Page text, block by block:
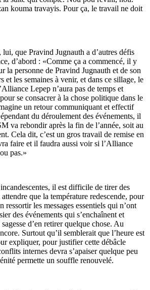
kouma travayis. Pour ça, le travail ne doit
que Pravind Jugnauth a d’autres défis
d’abord : «Comme ça a commencé, il y
la personne de Pravind Jugnauth et de son
et les semaines à venir, et dans ce sillage, le
Lepep n’aura pas de temps et
se consacrer à la chose politique dans le
un retour communiquant et effectif
du déroulement des événements, il
va rebondir après la fin de l’année, soit au
Cela dit, c’est un gros travail de remise en
faire et il faudra aussi voir si l’Alliance
pas.»
il est difficile de tirer des
que la température redescende, pour
ressortir les messages essentiels qui n’ont
des événements qui s’enchaînent et
d’en retirer quelque chose. Au
Surtout qu’il semblerait que l’heure est
expliquer, pour justifier cette débâcle
internes devra s’apaiser quelque peu
permette un souffle renouvelé.